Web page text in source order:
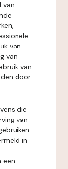
van
van
van
van
door
die
van
in
een